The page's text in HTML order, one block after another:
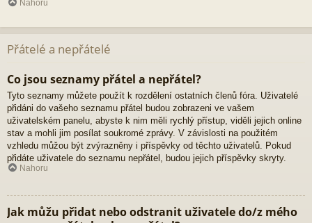
Nahoru
Přátelé a nepřátelé
Co jsou seznamy přátel a nepřátel?
Tyto seznamy můžete použít k rozdělení ostatních členů fóra. Uživatelé
přidáni do vašeho seznamu přátel budou zobrazeni ve vašem
uživatelském panelu, abyste k nim měli rychlý přístup, viděli jejich online
stav a mohli jim posílat soukromé zprávy. V závislosti na použitém
vzhledu můžou být zvýrazněny i příspěvky od těchto uživatelů. Pokud
přidáte uživatele do seznamu nepřátel, budou jejich příspěvky skryty.
Nahoru
Jak můžu přidat nebo odstranit uživatele do/z mého